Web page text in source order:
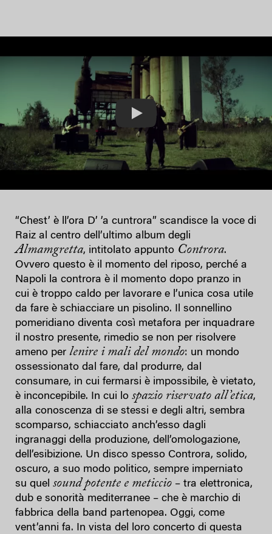
“Chest’ è ll’ora D’ ’a cuntrora” scandisce la voce di
Raiz al centro dell’ultimo album degli
Almamgretta, intitolato appunto Controra.
Ovvero questo è il momento del riposo, perché a
Napoli la controra è il momento dopo pranzo in
cui è troppo caldo per lavorare e l’unica cosa utile
da fare è schiacciare un pisolino. Il sonnellino
pomeridiano diventa così metafora per inquadrare
il nostro presente, rimedio se non per risolvere
ameno per lenire i mali del mondo: un mondo
ossessionato dal fare, dal produrre, dal
consumare, in cui fermarsi è impossibile, è vietato,
è inconcepibile. In cui lo spazio riservato all’etica,
alla conoscenza di se stessi e degli altri, sembra
scomparso, schiacciato anch’esso dagli
ingranaggi della produzione, dell’omologazione,
dell’esibizione. Un disco spesso Controra, solido,
oscuro, a suo modo politico, sempre imperniato
su quel sound potente e meticcio – tra elettronica,
dub e sonorità mediterranee – che è marchio di
fabbrica della band partenopea. Oggi, come
vent’anni fa. In vista del loro concerto di questa